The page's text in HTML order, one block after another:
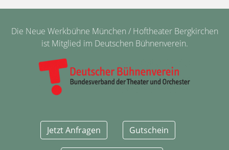
Die Neue Werkbühne München / Hoftheater Bergkirchen
ist Mitglied im Deutschen Bühnenverein.
Jetzt Anfragen Gutschein